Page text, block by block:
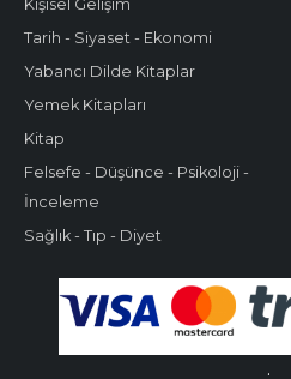
Kişisel Gelişim
Tarih - Siyaset - Ekonomi
Yabancı Dilde Kitaplar
Yemek Kitapları
Kitap
Felsefe - Düşünce - Psikoloji -
İnceleme
Sağlık - Tıp - Diyet
.